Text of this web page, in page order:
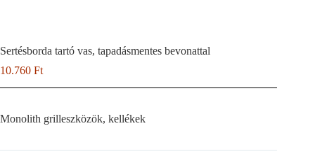
Sertésborda tartó vas, tapadásmentes bevonattal
10.760 Ft
Monolith grilleszközök, kellékek